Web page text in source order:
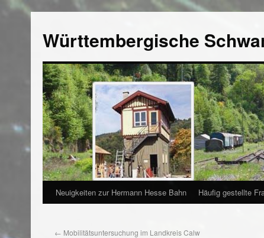
Württembergische
Neuigkeiten zur Hermann Hesse Bahn Häufig gestellte
← Mobilitätsuntersuchung im Landkreis Calw